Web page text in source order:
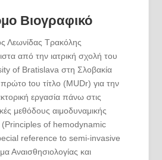
Βιογραφικό
Λεωνίδας Τρακόλης
από την ιατρική σχολή του
of Bratislava στη Σλοβακία
tου τίτλο (MUDr) για την
εργασία πάνω στις
μεθόδους αιμοδυναμικής
of hemodynamic
reference to semi-invasive
Αναισθησιολογίας και